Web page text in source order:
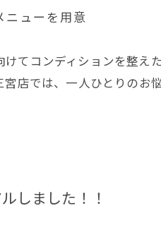
ニューを用意
てコンディションを整え
店では、一人ひとりの
しました！！